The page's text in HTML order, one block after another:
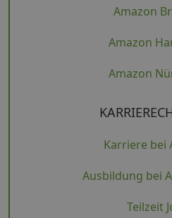
Amazon
Amazon
Amazon
Karriere bei
Ausbildung bei
Teilzeit